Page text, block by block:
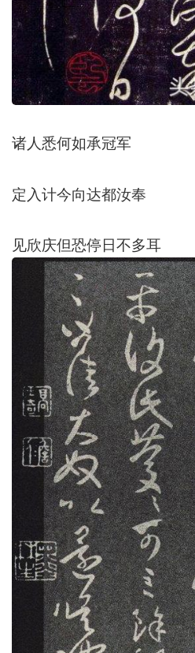
诸人悉何如承冠军
定入计今向达都汝奉
见欣庆但恐停日不多耳